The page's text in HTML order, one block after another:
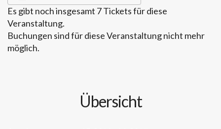
ICS herunterladen Google Kalender
Es gibt noch insgesamt 7 Tickets für diese
Veranstaltung.
Buchungen sind für diese Veranstaltung nicht mehr
möglich.
Übersicht